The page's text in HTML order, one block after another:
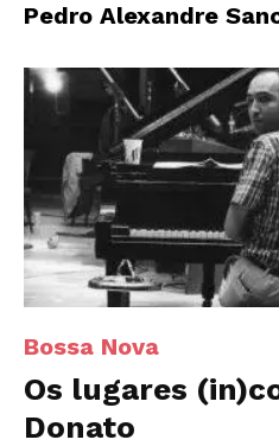
Pedro Alexandre
Bossa Nova
Os lugares
Donato